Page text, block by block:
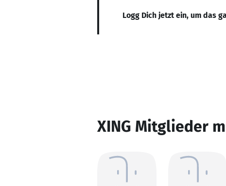
Logg Dich jetzt ein, um das
XING Mitglieder